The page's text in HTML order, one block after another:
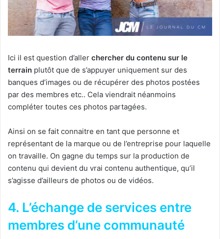
Ici il est question d’aller chercher du contenu sur le
terrain plutôt que de s’appuyer uniquement sur des
banques d’images ou de récupérer des photos postées
par des membres etc.. Cela viendrait néanmoins
compléter toutes ces photos partagées.
Ainsi on se fait connaitre en tant que personne et
représentant de la marque ou de l’entreprise pour laquelle
on travaille. On gagne du temps sur la production de
contenu qui devient du vrai contenu authentique, qu’il
s’agisse d’ailleurs de photos ou de vidéos.
4. L’échange de services entre
membres d’une communauté